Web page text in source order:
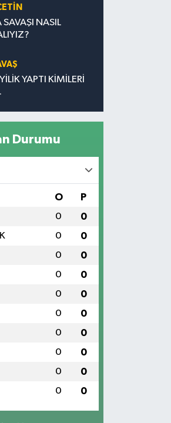
NASIL
YAPTI KİMİLERİ
Durumu
O P
0 0
0 0
0 0
0 0
0 0
0 0
0 0
0 0
0 0
0 0